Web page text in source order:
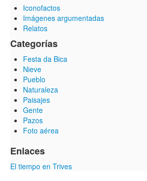
Iconofactos
Imágenes argumentadas
Relatos
Categorías
Festa da Bica
Nieve
Pueblo
Naturaleza
Paisajes
Gente
Pazos
Foto aérea
Enlaces
El tiempo en Trives